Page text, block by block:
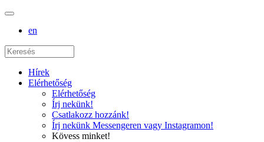
en
Hírek
Elérhetőség
Elérhetőség
Írj nekünk!
Csatlakozz hozzánk!
Írj nekünk Messengeren vagy Instagramon!
Kövess minket!